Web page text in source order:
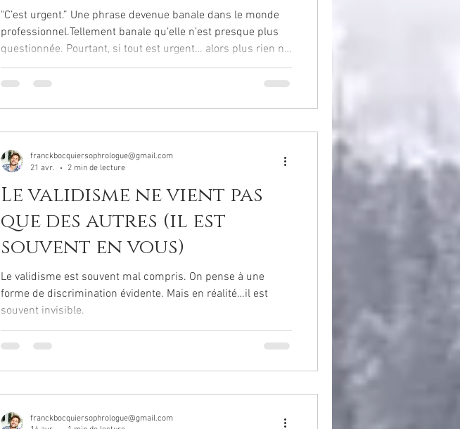
"C’est urgent.” Une phrase devenue banale dans le monde
professionnel.Tellement banale qu’elle n’est presque plus
questionnée. Pourtant, si tout est urgent… alors plus rien ne
l’est réellement.
Le validisme ne vient pas
que des autres (il est
souvent en vous)
Le validisme est souvent mal compris. On pense à une
forme de discrimination évidente. Mais en réalité…il est
souvent invisible.
franckbocquiersophrologue@gmail.com
21 avr.
2 min de lecture
franckbocquiersophrologue@gmail.com